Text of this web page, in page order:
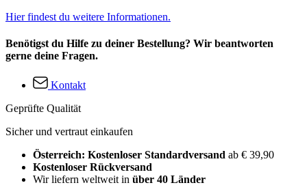
Hier findest du weitere Informationen.
Benötigst du Hilfe zu deiner Bestellung? Wir beantworten
gerne deine Fragen.
Kontakt
Geprüfte Qualität
Sicher und vertraut einkaufen
Österreich: Kostenloser Standardversand ab € 39,90
Kostenloser Rückversand
Wir liefern weltweit in über 40 Länder